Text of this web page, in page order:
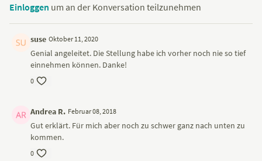
Einloggen um an der Konversation teilzunehmen
suse Oktober 11, 2020
Genial angeleitet. Die Stellung habe ich vorher noch nie so tief
einnehmen können. Danke!
0
Andrea R. Februar 08, 2018
Gut erklärt. Für mich aber noch zu schwer ganz nach unten zu
kommen.
0